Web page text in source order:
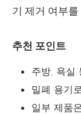
기 제거 여부
추천 포인트
주방, 욕실
밀폐 용기
일부 제품